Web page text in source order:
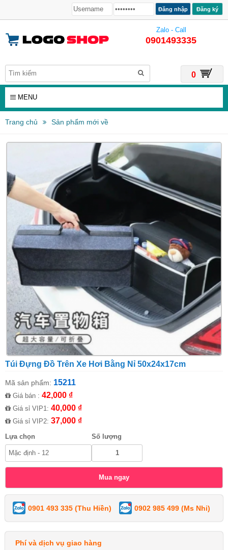
Đăng ký
Zalo - Call
0901493335
0
MENU
Trang chủ Sản phẩm mới về
Túi Đựng Đồ Trên Xe Hơi Bằng Nỉ 50x24x17cm
Mã sản phẩm: 15211
Giá bán : 42,000 ₫
Giá sỉ VIP1: 40,000 ₫
Giá sỉ VIP2: 37,000 ₫
Lựa chọn Số lượng
0901 493 335 (Thu Hiền) 0902 985 499 (Ms Nhi)
Phí và dịch vụ giao hàng